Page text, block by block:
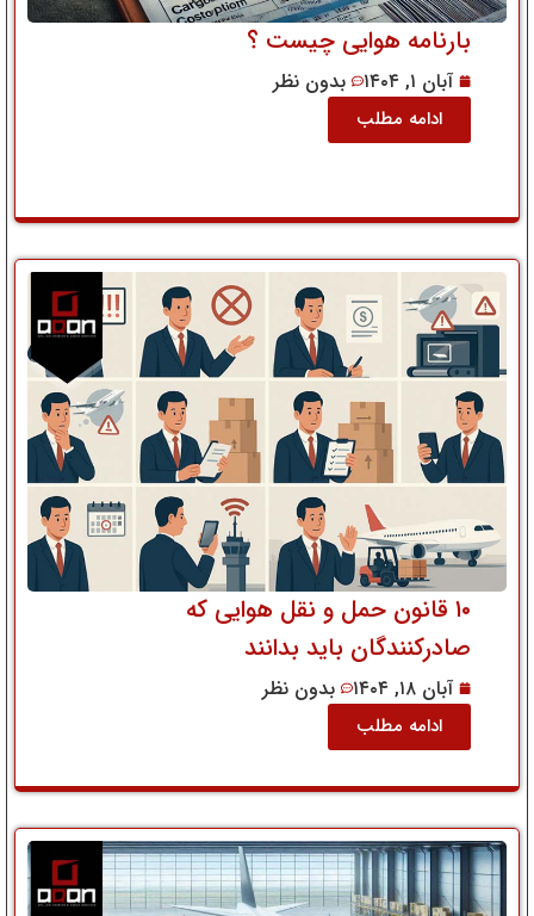
بارنامه هوایی چیست ؟
آبان ۱, ۱۴۰۴ بدون نظر
ادامه مطلب
۱۰ قانون حمل و نقل هوایی که
صادرکنندگان باید بدانند
آبان ۱۸, ۱۴۰۴ بدون نظر
ادامه مطلب